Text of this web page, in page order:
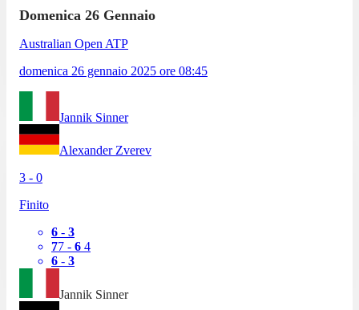
Domenica 26 Gennaio
Australian Open ATP
domenica 26 gennaio 2025 ore 08:45
Jannik Sinner
Alexander Zverev
3 - 0
Finito
6 - 3
77 - 6 4
6 - 3
Jannik Sinner